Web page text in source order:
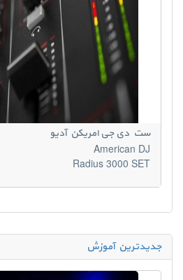
ست دی جی امریکن آدیو
American DJ
Radius 3000 SET
جدیدترین آموزش